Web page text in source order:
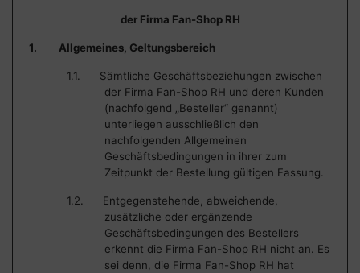
der Firma Fan-Shop RH
1. Allgemeines, Geltungsbereich
1.1. Sämtliche Geschäftsbeziehungen zwischen
der Firma Fan-Shop RH und deren Kunden
(nachfolgend „Besteller“ genannt)
unterliegen ausschließlich den
nachfolgenden Allgemeinen
Geschäftsbedingungen in ihrer zum
Zeitpunkt der Bestellung gültigen Fassung.
1.2. Entgegenstehende, abweichende,
zusätzliche oder ergänzende
Geschäftsbedingungen des Bestellers
erkennt die Firma Fan-Shop RH nicht an. Es
sei denn, die Firma Fan-Shop RH hat